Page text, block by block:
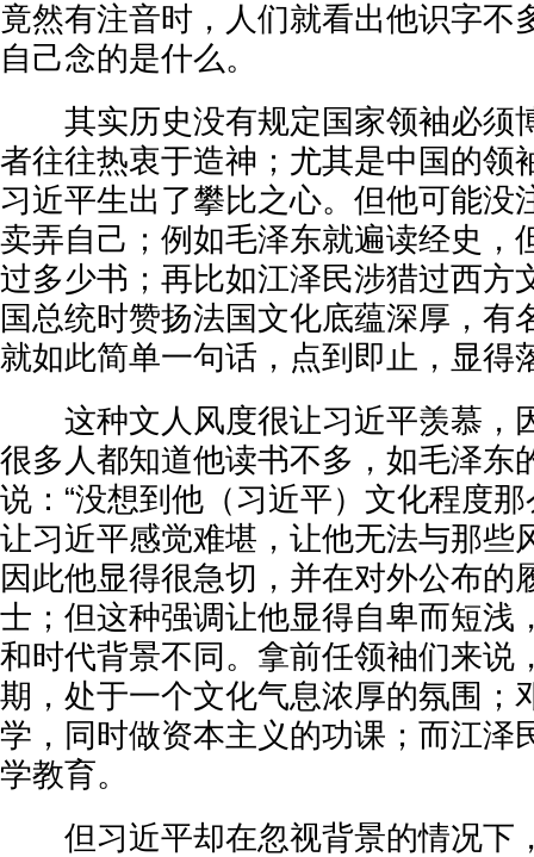
竟然有注音时，人们就看出他识字不
自己念的是什么。
其实历史没有规定国家领袖必须
者往往热衷于造神；尤其是中国的领
习近平生出了攀比之心。但他可能没
卖弄自己；例如毛泽东就遍读经史，
过多少书；再比如江泽民涉猎过西方
国总统时赞扬法国文化底蕴深厚，有
就如此简单一句话，点到即止，显得
这种文人风度很让习近平羡慕，
很多人都知道他读书不多，如毛泽东
说：“没想到他（习近平）文化程度
让习近平感觉难堪，让他无法与那些
因此他显得很急切，并在对外公布的
士；但这种强调让他显得自卑而短浅
和时代背景不同。拿前任领袖们来说
期，处于一个文化气息浓厚的氛围；
学，同时做资本主义的功课；而江泽
学教育。
但习近平却在忽视背景的情况下